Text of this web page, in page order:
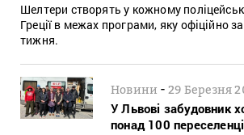
Шелтери створять у кожному
Греції в межах програми, яку офіційно
тижня.
Новини -29 Березня
У Львові забудовник
понад 100